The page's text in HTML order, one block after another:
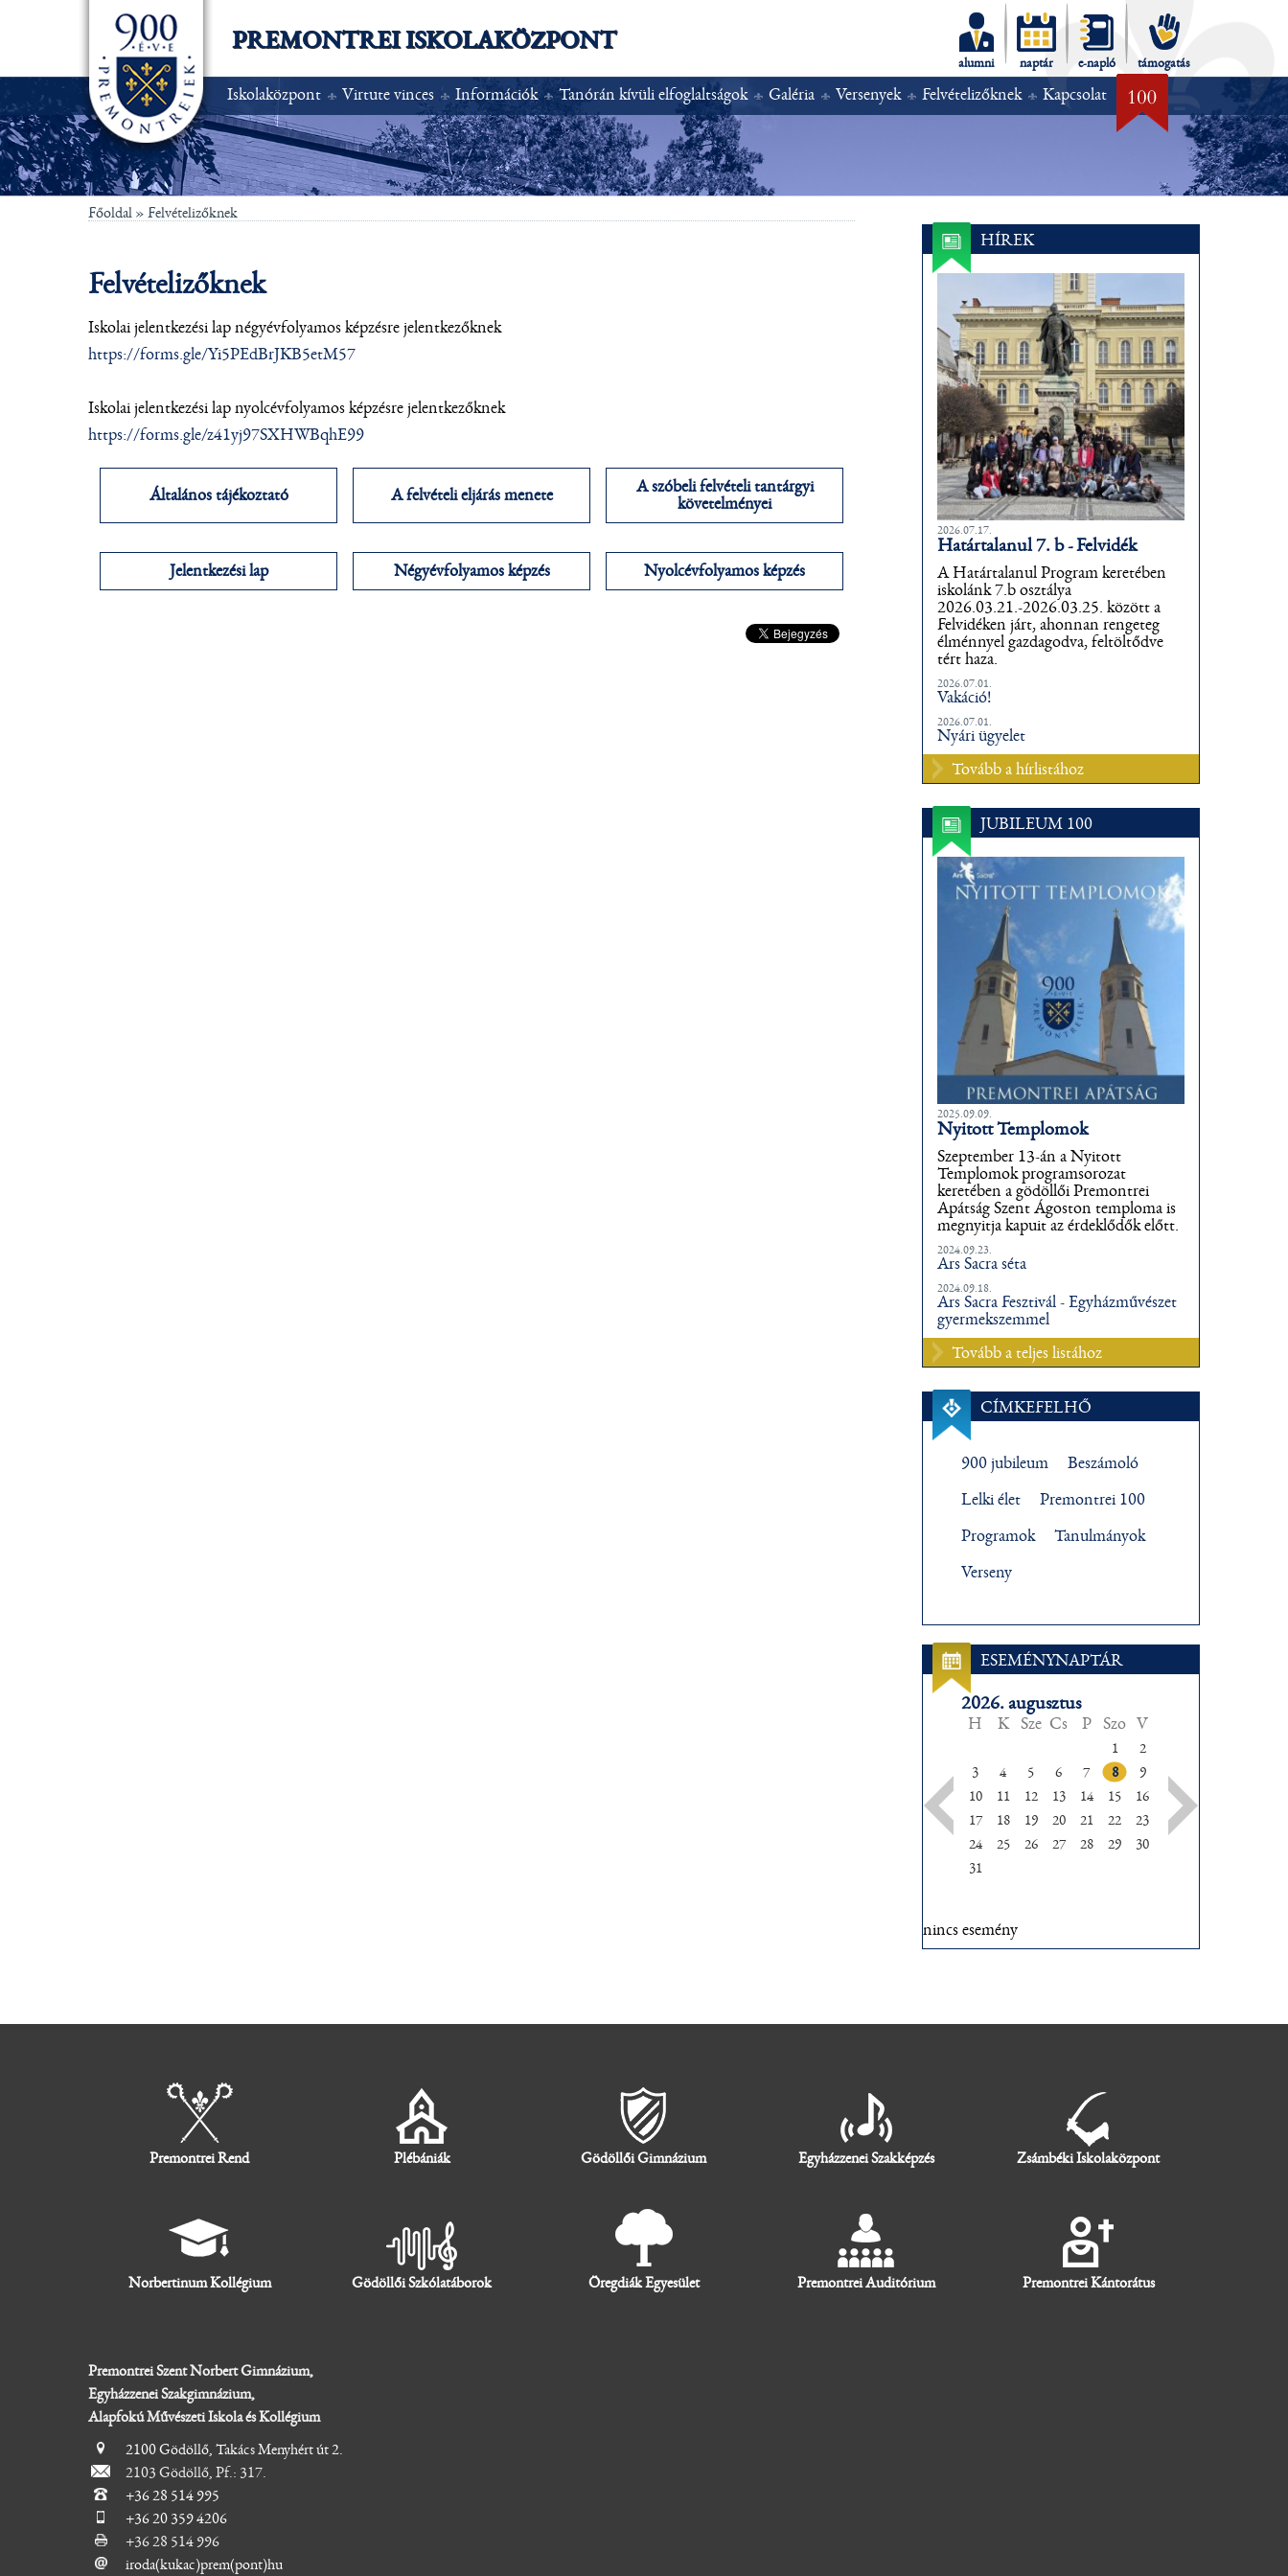
PREMONTREI ISKOLAKÖZPONT
alumni naptár e-napló támogatás
Iskolaközpont Virtute vinces Információk Tanórán kívüli elfoglaltságok Galéria Versenyek Felvételizőknek Kapcsolat
Főoldal » Felvételizőknek
Felvételizőknek
Iskolai jelentkezési lap négyévfolyamos képzésre jelentkezőknek
https://forms.gle/Yi5PEdBrJKB5etM57
Iskolai jelentkezési lap nyolcévfolyamos képzésre jelentkezőknek
https://forms.gle/z41yj97SXHWBqhE99
Általános tájékoztató A felvételi eljárás menete
A szóbeli felvételi tantárgyi
követelményei
Jelentkezési lap Négyévfolyamos képzés Nyolcévfolyamos képzés
HÍREK
2026.07.17.
Határtalanul 7. b - Felvidék
A Határtalanul Program keretében
iskolánk 7.b osztálya
2026.03.21.-2026.03.25. között a
Felvidéken járt, ahonnan rengeteg
élménnyel gazdagodva, feltöltődve
tért haza.
2026.07.01.
Vakáció!
2026.07.01.
Nyári ügyelet
Tovább a hírlistához
JUBILEUM 100
2025.09.09.
Nyitott Templomok
Szeptember 13-án a Nyitott
Templomok programsorozat
keretében a gödöllői Premontrei
Apátság Szent Ágoston temploma is
megnyitja kapuit az érdeklődők előtt.
2024.09.23.
Ars Sacra séta
2024.09.18.
Ars Sacra Fesztivál - Egyházművészet
gyermekszemmel
Tovább a teljes listához
CÍMKEFELHŐ
900 jubileum Beszámoló
Lelki élet Premontrei 100
Programok Tanulmányok
Verseny
ESEMÉNYNAPTÁR
2026. augusztus
H K Sze Cs P Szo V
1
2
3
4 5 6 7 8
9
10
11 12 13 14 15
16
17
18 19 20 21 22
23
24
25 26 27 28 29
30
31
nincs esemény
Premontrei Rend Plébániák Gödöllői Gimnázium Egyházzenei Szakképzés Zsámbéki Iskolaközpont
Norbertinum Kollégium Gödöllői Szkólatáborok Öregdiák Egyesület Premontrei Auditórium Premontrei Kántorátus
Premontrei Szent Norbert Gimnázium,
Egyházzenei Szakgimnázium,
Alapfokú Művészeti Iskola és Kollégium
2100 Gödöllő, Takács Menyhért út 2.
2103 Gödöllő, Pf.: 317.
+36 28 514 995
+36 20 359 4206
+36 28 514 996
iroda(kukac)prem(pont)hu